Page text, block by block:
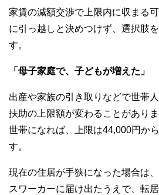
家賃の減額交渉で上限内に収まる
に引っ越しと決めつけず、選択肢
す。
「母子家庭で、子どもが増えた」
出産や家族の引き取りなどで世帯
扶助の上限額が変わることがあり
世帯になれば、上限は44,000円か
す。
現在の住居が手狭になった場合は
スワーカーに届け出たうえで、転